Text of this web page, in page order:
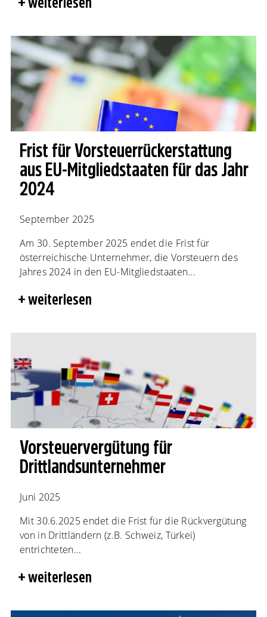
Frist für Vorsteuer­rückerstattung
aus EU-Mitgliedstaaten für das Jahr
2024
September 2025
Am 30. September 2025 endet die Frist für
österreichische Unternehmer, die Vorsteuern des
Jahres 2024 in den EU-Mitgliedstaaten...
weiterlesen
Vorsteuervergütung für
Drittlandsunternehmer
Juni 2025
Mit 30.6.2025 endet die Frist für die Rückvergütung
von in Drittländern (z.B. Schweiz, Türkei)
entrichteten...
weiterlesen